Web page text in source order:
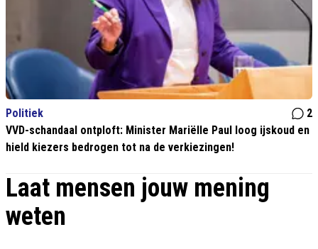
Politiek
2
VVD-schandaal ontploft: Minister Mariëlle Paul loog ijskoud en
hield kiezers bedrogen tot na de verkiezingen!
Laat mensen jouw mening
weten